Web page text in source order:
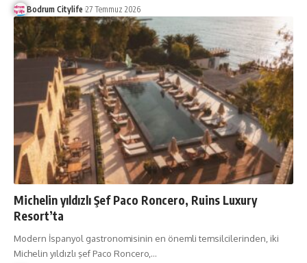
Bodrum Citylife 27 Temmuz 2026
Michelin yıldızlı Şef Paco Roncero, Ruins Luxury
Resort’ta
Modern İspanyol gastronomisinin en önemli temsilcilerinden, iki
Michelin yıldızlı şef Paco Roncero, …